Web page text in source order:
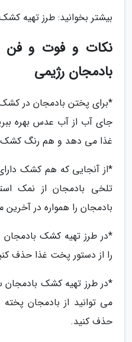
بیشتر بخوانید: طرز تهیه
نکات و فوت و فن
بادمجان رژیمی
*برای پختن بادمجان در
جای آب از آب عدس بهره
غذا می دهد و هم رنگ کشک
*از آنجایی که هم کشک
تلخی بادمجان از نمک
بادمجان را همواره در آخرین
*در طرز تهیه کشک بادمجان
را از دستور پخت غذا حذف
*در طرز تهیه کشک بادمجان
می توانید از بادمجان پخته
حذف کنید.